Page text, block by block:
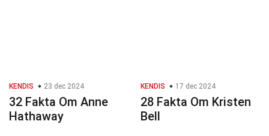
KENDIS 23 dec 2024
32 Fakta Om Anne
Hathaway
KENDIS 17 dec 2024
28 Fakta Om Kristen
Bell